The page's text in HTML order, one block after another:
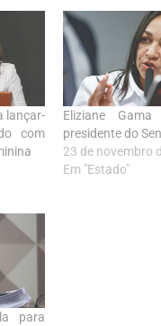
lançar-
com
Eliziane
presidente do
23 de novembro
Em "Estado"
para